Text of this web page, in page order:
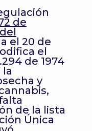
de
el 20 de
el
de 1974
y
de la lista
Única